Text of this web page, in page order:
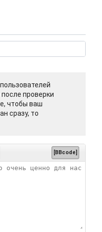
проверки
чтобы ваш
сразу, то
[BBcode]